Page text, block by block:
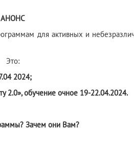
АНОНС
для активных и
Это:
2024;
2.0», обучение очное 19-22.04.2024.
Зачем они Вам?